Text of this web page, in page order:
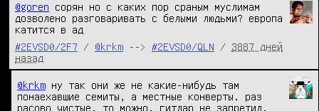
@goren сорян но с каких пор сраным муслимам
дозволено разговаривать с белыми людьми? европа
катится в ад
#2EVSD0/2F7
/ @krkm --> #2EVSD0/QLN / 3887 дней
назад
@krkm ну так они же не какие-нибудь там
понаехавшие семиты, а местные конверты. раз
расово чистые, то можно, гитлар не запретил.